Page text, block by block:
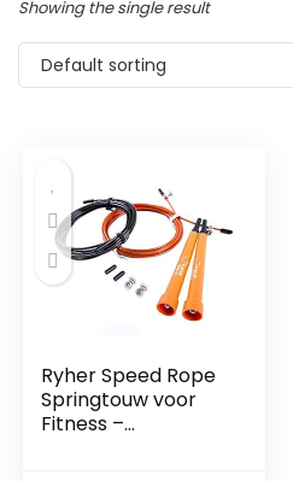
Showing the single result
Default sorting
Ryher Speed Rope
Springtouw voor
Fitness –